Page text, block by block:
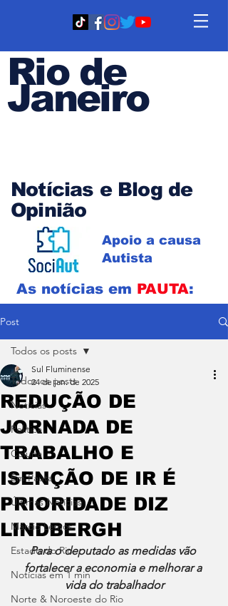
Rio de
Janeiro
Notícias e Blog de
Opinião
Apoio a causa
Autista
As notícias em PAUTA:
Post
Todos os posts
Notícias
Política
Coluna
Em Pauta
Últimas Notícias
Márcio Lemos
Estado do Rio
Notícias em 1 min
Norte & Noroeste do Rio
Todos os posts
REDUÇÃO DE
JORNADA DE
TRABALHO E
ISENÇÃO DE IR É
PRIORIDADE DIZ
LINDBERGH
Sul Fluminense
24 de jan. de 2025
Para o deputado as medidas vão
fortalecer a economia e melhorar a
vida do trabalhador